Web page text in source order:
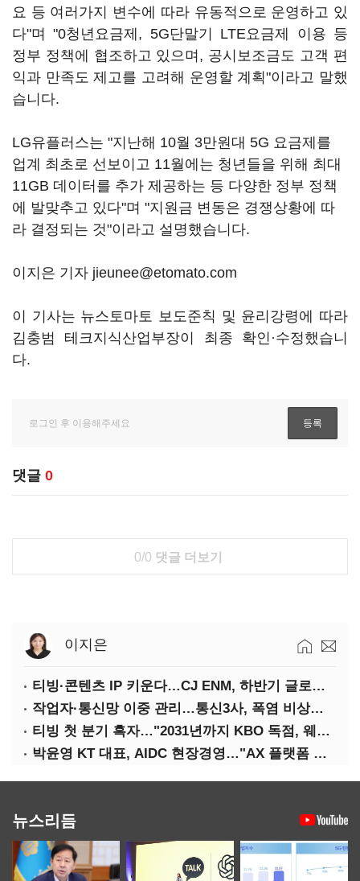
요 등 여러가지 변수에 따라 유동적으로 운영하고 있
다"며 "0청년요금제, 5G단말기 LTE요금제 이용 등
정부 정책에 협조하고 있으며, 공시보조금도 고객 편
익과 만족도 제고를 고려해 운영할 계획"이라고 말했
습니다.
LG유플러스는 "지난해 10월 3만원대 5G 요금제를
업계 최초로 선보이고 11월에는 청년들을 위해 최대
11GB 데이터를 추가 제공하는 등 다양한 정부 정책
에 발맞추고 있다"며 "지원금 변동은 경쟁상황에 따
라 결정되는 것"이라고 설명했습니다.
이지은 기자 jieunee@etomato.com
이 기사는 뉴스토마토 보도준칙 및 윤리강령에 따라
김충범 테크지식산업부장이 최종 확인·수정했습니
다.
댓글 0
0/0 댓글 더보기
이지은
티빙·콘텐츠 IP 키운다…CJ ENM, 하반기 글로벌 확장 가속
작업자·통신망 이중 관리…통신3사, 폭염 비상대응 돌입
티빙 첫 분기 흑자…"2031년까지 KBO 독점, 웨이브 합병도 속도"
박윤영 KT 대표, AIDC 현장경영…"AX 플랫폼 핵심 인프라로 키운다"
뉴스리듬